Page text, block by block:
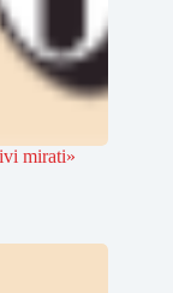
mirati»